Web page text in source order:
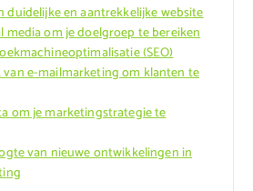
duidelijke en aantrekkelijke website
media om je doelgroep te bereiken
(SEO)
van e-mailmarketing om klanten te
om je marketingstrategie te
van nieuwe ontwikkelingen in